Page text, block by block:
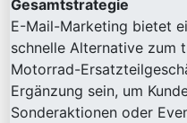
Gesamtstrategie
E-Mail-Marketing bietet
schnelle Alternative zum
Motorrad-
Ergänzung sein, um
Sonderaktionen oder